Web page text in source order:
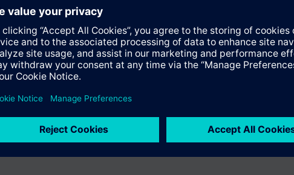
6.3 Cv valve assembly is ANSI Class 250 and has a linear characteristic,